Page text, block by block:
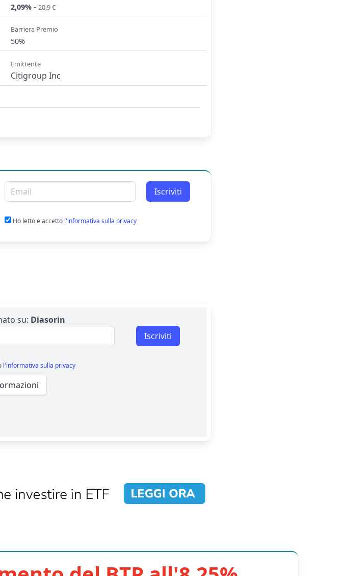
2,09% - 20,9 €
Barriera Premio
50%
Emittente
Citigroup Inc
Email per newsletter Iscriviti
Ho letto e accetto l'informativa sulla privacy
su: Diasorin
Iscriviti
l'informativa sulla privacy